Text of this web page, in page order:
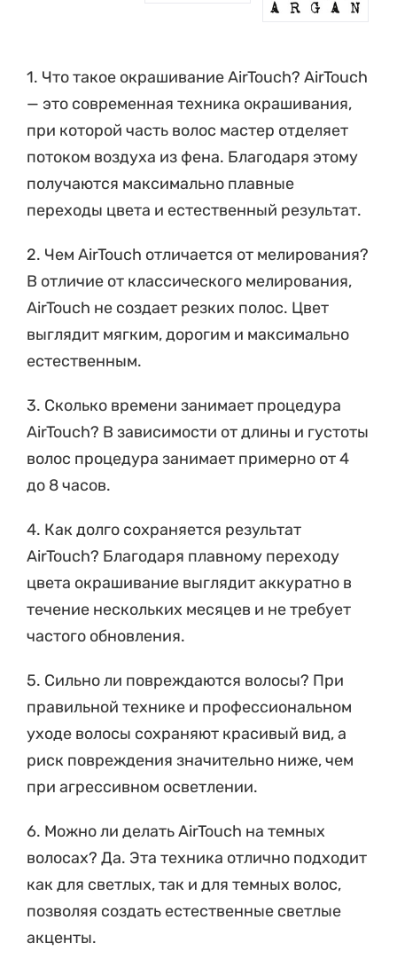
— это современная техника окрашивания,
при которой часть волос мастер отделяет
потоком воздуха из фена. Благодаря этому
получаются максимально плавные
переходы цвета и естественный результат.
В отличие от классического мелирования,
AirTouch не создает резких полос. Цвет
выглядит мягким, дорогим и максимально
естественным.
AirTouch? В зависимости от длины и густоты
волос процедура занимает примерно от 4
до 8 часов.
AirTouch? Благодаря плавному переходу
цвета окрашивание выглядит аккуратно в
течение нескольких месяцев и не требует
частого обновления.
правильной технике и профессиональном
уходе волосы сохраняют красивый вид, а
риск повреждения значительно ниже, чем
при агрессивном осветлении.
волосах? Да. Эта техника отлично подходит
как для светлых, так и для темных волос,
позволяя создать естественные светлые
акценты.